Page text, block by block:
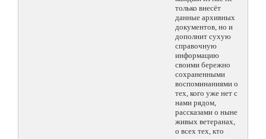
только внесёт
данные архивных
документов, но и
дополнит сухую
справочную
информацию
своими бережно
сохраненными
воспоминаниями о
тех, кого уже нет с
нами рядом,
рассказами о ныне
живых ветеранах,
о всех тех, кто